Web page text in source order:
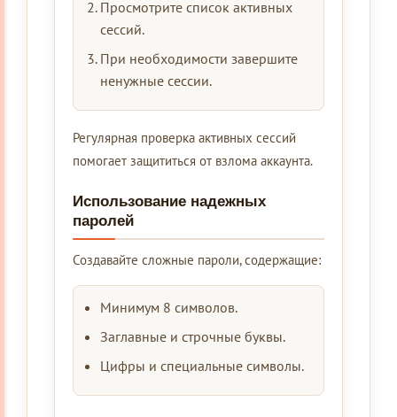
Просмотрите список активных
сессий.
При необходимости завершите
ненужные сессии.
Регулярная проверка активных сессий
помогает защититься от взлома аккаунта.
Использование надежных
паролей
Создавайте сложные пароли, содержащие:
Минимум 8 символов.
Заглавные и строчные буквы.
Цифры и специальные символы.